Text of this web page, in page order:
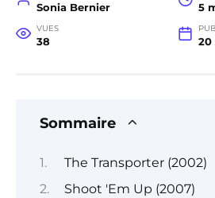
Sonia Bernier 5
VUES
38 20
Sommaire
The Transporter (2002)
Shoot 'Em Up (2007)